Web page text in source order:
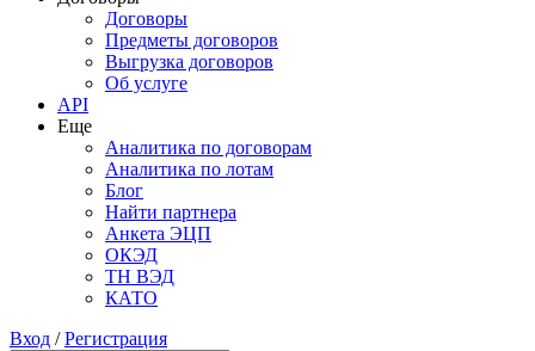
Договоры
Предметы договоров
Выгрузка договоров
Об услуге
API
Еще
Аналитика по договорам
Аналитика по лотам
Блог
Найти партнера
Анкета ЭЦП
ОКЭД
ТН ВЭД
КАТО
Вход /Регистрация